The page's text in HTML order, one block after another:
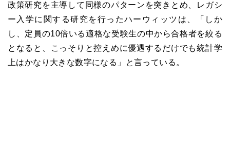
政策研究を主導して同様のパターンを突きとめ、レガシ
ー入学に関する研究を行ったハーウィッツは、「しか
し、定員の10倍いる適格な受験生の中から合格者を絞る
となると、こっそりと控えめに優遇するだけでも統計学
上はかなり大きな数字になる」と言っている。